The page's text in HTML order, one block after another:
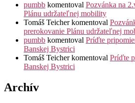
pumbb komentoval Pozvánka na
Plánu udržateľnej mobility
Tomáš Teicherkomentoval
prerokovanie Plánu udržateľnej
pumbb komentoval Príďte
Banskej Bystrici
Tomáš Teicherkomentoval Príďte
Banskej Bystrici
Archív